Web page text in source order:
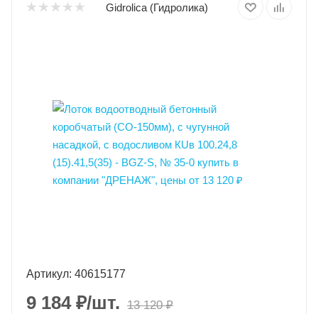
Gidrolica (Гидролика)
Артикул: 40615177
9 184₽/шт. 13 120₽